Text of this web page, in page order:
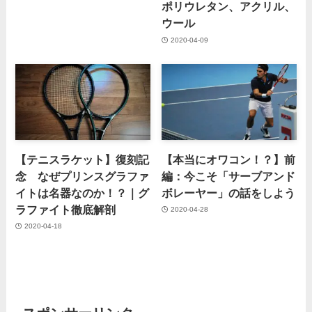
ポリウレタン、アクリル、
ウール
2020-04-09
【テニスラケット】復刻記
念 なぜプリンスグラファ
イトは名器なのか！？｜グ
ラファイト徹底解剖
2020-04-18
【本当にオワコン！？】前
編：今こそ「サーブアンド
ボレーヤー」の話をしよう
2020-04-28